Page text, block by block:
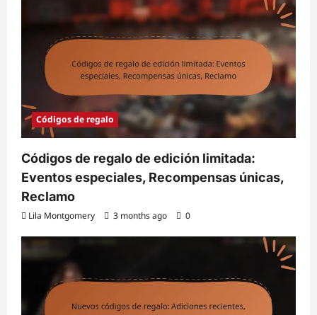
Códigos de regalo
Códigos de regalo de edición limitada:
Eventos especiales, Recompensas únicas,
Reclamo
Lila Montgomery 3 months ago 0